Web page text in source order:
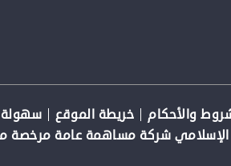
والأحكام خريطة الموقع سهولة
شركة مساهمة عامة مرخصة من